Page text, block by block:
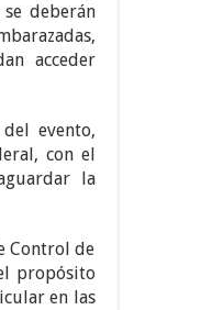
deberán
acceder
evento,
con el
la
Control de
propósito
en las